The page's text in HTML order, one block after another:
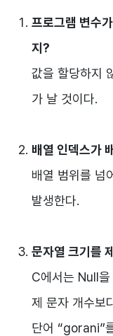
프로그램 변수
지?
값을 할당하지
가 날 것이다.
배열 인덱스가
배열 범위를 넘
발생한다.
문자열 크기를
C에서는 Null
제 문자 개수보
단어 “gorani”